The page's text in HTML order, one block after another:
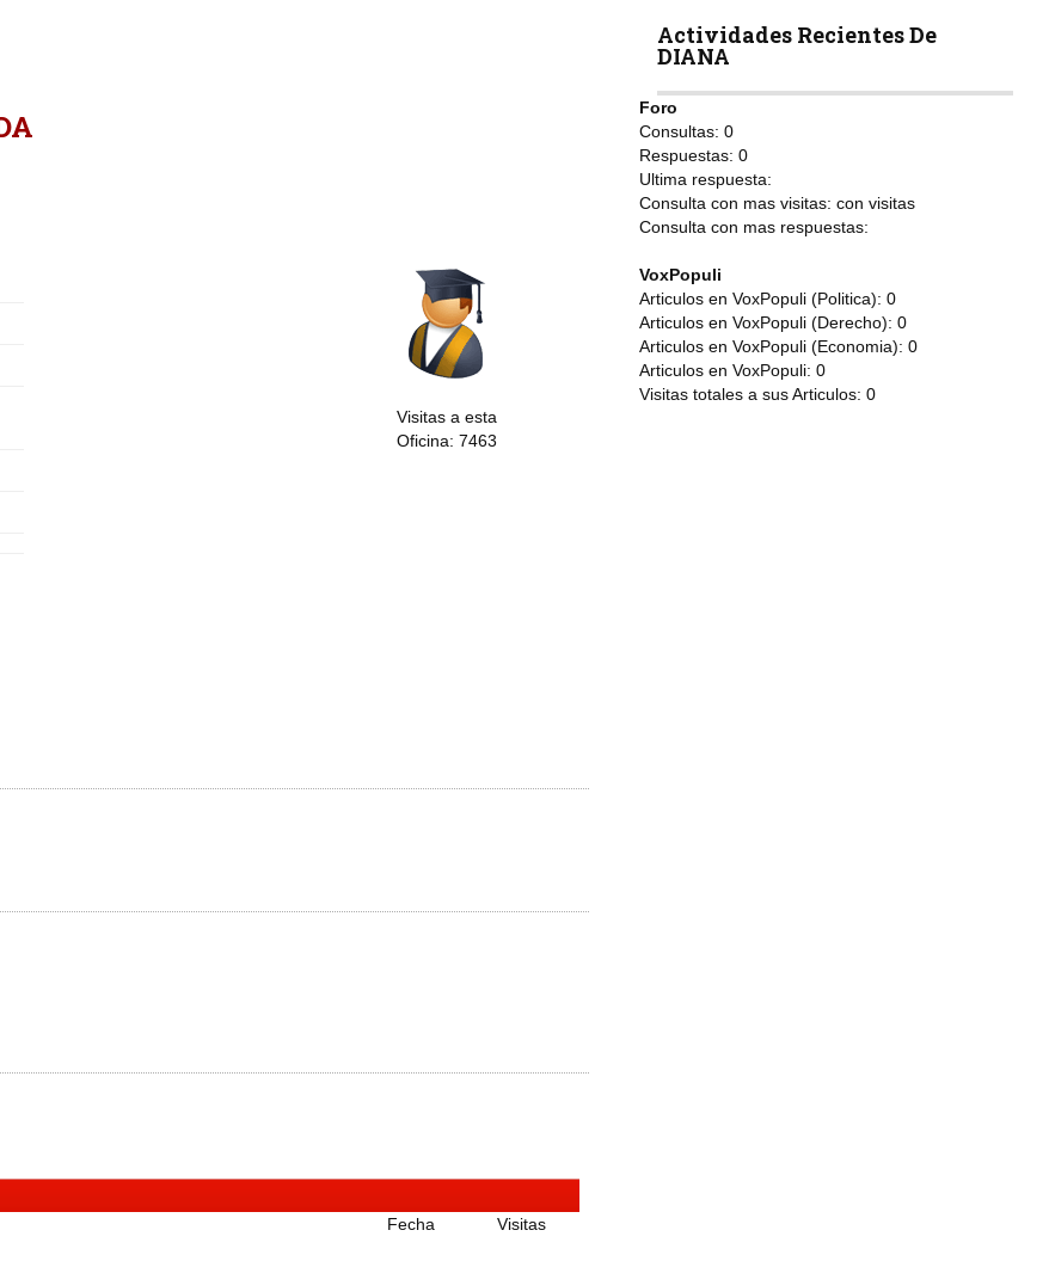
Visitas a esta
Oficina: 7463
Fecha
Visitas
Actividades Recientes De
DIANA
Foro
Consultas: 0
Respuestas: 0
Ultima respuesta:
Consulta con mas visitas: con visitas
Consulta con mas respuestas:
VoxPopuli
Articulos en VoxPopuli (Politica): 0
Articulos en VoxPopuli (Derecho): 0
Articulos en VoxPopuli (Economia): 0
Articulos en VoxPopuli: 0
Visitas totales a sus Articulos: 0